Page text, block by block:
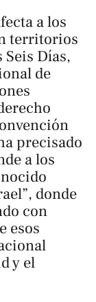
a los
territorios
Seis Días,
de
precisado
a los
donde
con
esos
y el